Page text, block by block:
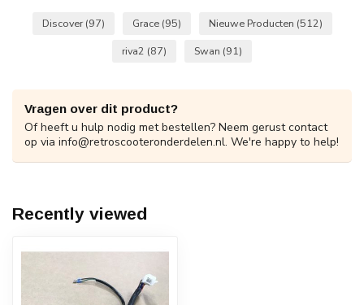
Discover (97) Grace (95) Nieuwe Producten (512)
riva2 (87) Swan (91)
Vragen over dit product?
Of heeft u hulp nodig met bestellen? Neem gerust contact
op via info@retroscooteronderdelen.nl. We're happy to help!
Recently viewed